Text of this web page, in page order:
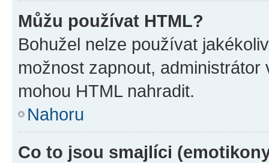
Můžu používat HTML?
Bohužel nelze používat
možnost zapnout,
mohou HTML nahradit.
Nahoru
Co to jsou smajlíci